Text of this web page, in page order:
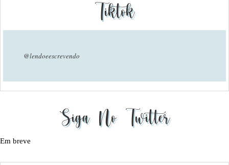
Tiktok
@lendoeescrevendo
Siga No Twitter
Em breve